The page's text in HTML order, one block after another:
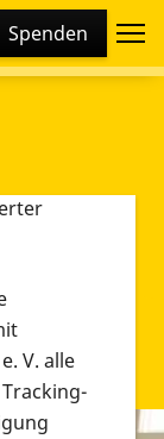
Spenden
und
und
V. alle